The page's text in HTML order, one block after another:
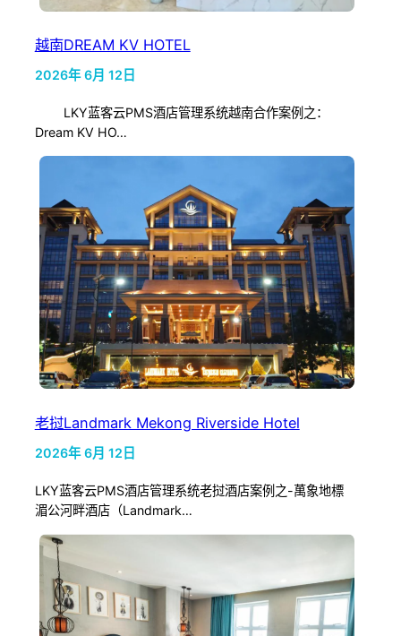
越南DREAM KV HOTEL
2026年 6月 12日
LKY蓝客云PMS酒店管理系统越南合作案例之：
Dream KV HO…
老挝Landmark Mekong Riverside Hotel
2026年 6月 12日
LKY蓝客云PMS酒店管理系统老挝酒店案例之-萬象地標
湄公河畔酒店（Landmark…